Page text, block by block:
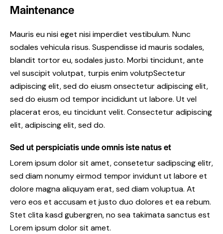
Maintenance
Mauris eu nisi eget nisi imperdiet vestibulum. Nunc
sodales vehicula risus. Suspendisse id mauris sodales,
blandit tortor eu, sodales justo. Morbi tincidunt, ante
vel suscipit volutpat, turpis enim volutpSectetur
adipiscing elit, sed do eiusm onsectetur adipiscing elit,
sed do eiusm od tempor incididunt ut labore. Ut vel
placerat eros, eu tincidunt velit. Consectetur adipiscing
elit, adipiscing elit, sed do.
Sed ut perspiciatis unde omnis iste natus et
Lorem ipsum dolor sit amet, consetetur sadipscing elitr,
sed diam nonumy eirmod tempor invidunt ut labore et
dolore magna aliquyam erat, sed diam voluptua. At
vero eos et accusam et justo duo dolores et ea rebum.
Stet clita kasd gubergren, no sea takimata sanctus est
Lorem ipsum dolor sit amet.